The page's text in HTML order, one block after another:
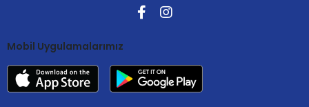
Mobil Uygulamalarımız